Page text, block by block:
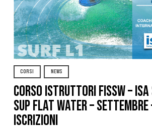
CORSI NEWS
CORSO ISTRUTTORI FISSW –
SUP Flat Water – SETTEMBRE
ISCRIZIONI